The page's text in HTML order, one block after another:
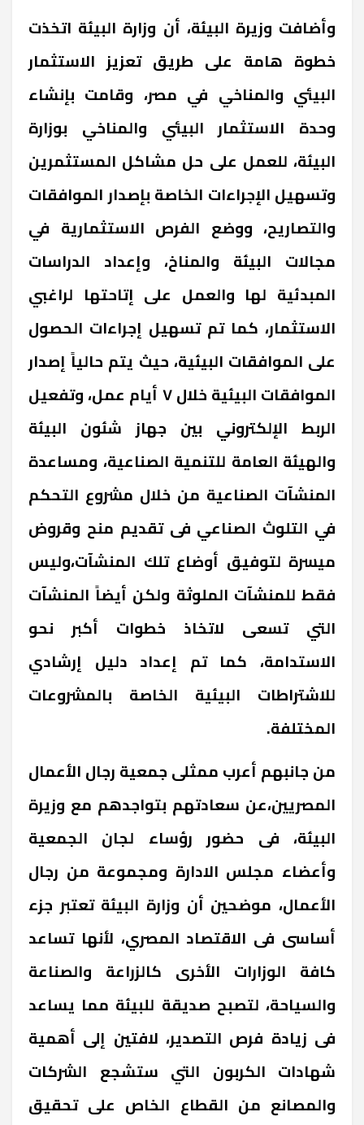
وأضافت وزيرة البيئة، أن وزارة البيئة اتخذت
خطوة هامة على طريق تعزيز الاستثمار
البيئي والمناخي في مصر، وقامت بإنشاء
وحدة الاستثمار البيئي والمناخي بوزارة
البيئة، للعمل على حل مشاكل المستثمرين
وتسهيل الإجراءات الخاصة بإصدار الموافقات
والتصاريح، ووضع الفرص الاستثمارية في
مجالات البيئة والمناخ، وإعداد الدراسات
المبدئية لها والعمل على إتاحتها لراغبي
الاستثمار، كما تم تسهيل إجراءات الحصول
على الموافقات البيئية، حيث يتم حالياً إصدار
الموافقات البيئية خلال ٧ أيام عمل، وتفعيل
الربط الإلكتروني بين جهاز شئون البيئة
والهيئة العامة للتنمية الصناعية، ومساعدة
المنشآت الصناعية من خلال مشروع التحكم
في التلوث الصناعي فى تقديم منح وقروض
ميسرة لتوفيق أوضاع تلك المنشآت،وليس
فقط للمنشآت الملوثة ولكن أيضاً المنشآت
التي تسعى لاتخاذ خطوات أكبر نحو
الاستدامة، كما تم إعداد دليل إرشادي
للاشتراطات البيئية الخاصة بالمشروعات
المختلفة.
من جانبهم أعرب ممثلى جمعية رجال الأعمال
المصريين،عن سعادتهم بتواجدهم مع وزيرة
البيئة، فى حضور رؤساء لجان الجمعية
وأعضاء مجلس الادارة ومجموعة من رجال
الأعمال، موضحين أن وزارة البيئة تعتبر جزء
أساسى فى الاقتصاد المصري، لأنها تساعد
كافة الوزارات الأخرى كالزراعة والصناعة
والسياحة، لتصبح صديقة للبيئة مما يساعد
فى زيادة فرص التصدير، لافتين إلى أهمية
شهادات الكربون التي ستشجع الشركات
والمصانع من القطاع الخاص على تحقيق